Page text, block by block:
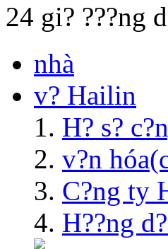
24 gi? ???ng
nhà
v? Hailin
H? s?
v?n
C?ng ty
H??ng